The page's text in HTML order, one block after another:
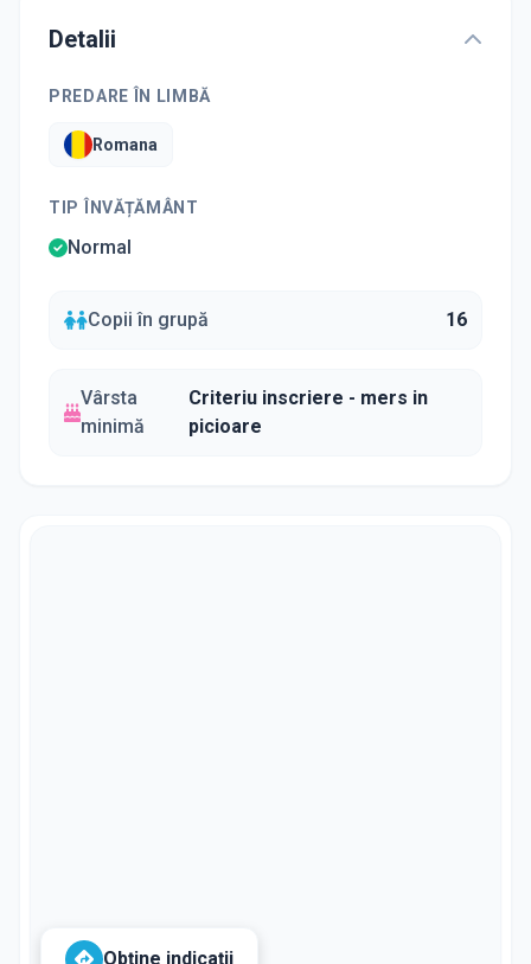
Detalii
PREDARE ÎN LIMBĂ
Romana
TIP ÎNVĂȚĂMÂNT
Normal
Copii în grupă 16
Vârsta
minimă
Criteriu inscriere - mers in
picioare
Obține indicații